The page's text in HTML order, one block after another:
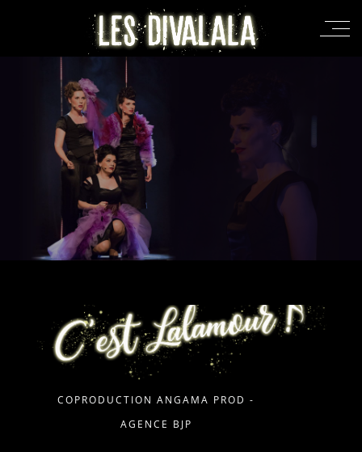
COPRODUCTION ANGAMA PROD -
AGENCE BJP
RÉSERVEZ